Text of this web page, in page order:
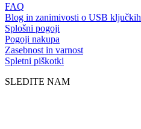
FAQ
Blog in zanimivosti o USB ključkih
Splošni pogoji
Pogoji nakupa
Zasebnost in varnost
Spletni piškotki
SLEDITE NAM